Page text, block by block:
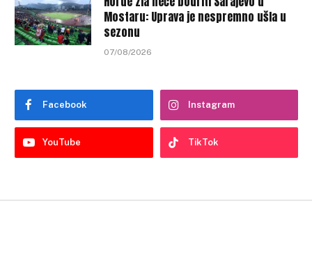
Mostaru: Uprava je nespremno ušla u
sezonu
07/08/2026
Facebook Instagram
YouTube TikTok